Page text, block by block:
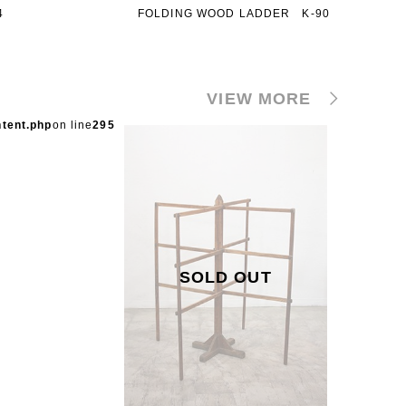
FOLDING WOOD LADDER K-90
VIEW MORE
on line295